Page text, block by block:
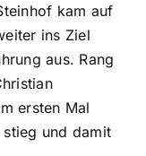
kam auf
ins Ziel
aus. Rang
ersten Mal
und damit